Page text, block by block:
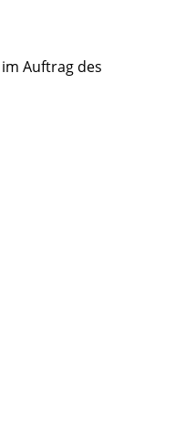
Auftrag des